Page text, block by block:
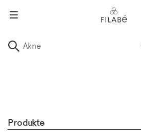
zum
Inhalt
Produkte